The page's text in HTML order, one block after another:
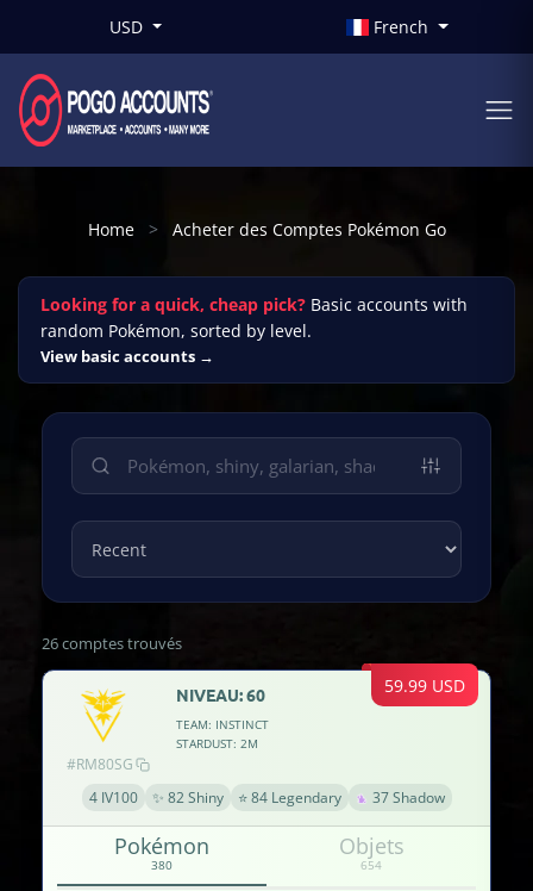
USD French
Home Acheter des Comptes Pokémon Go
Looking for a quick, cheap pick? Basic accounts with
random Pokémon, sorted by level.
View basic accounts →
26 comptes trouvés
59.99 USD
#RM80SG
NIVEAU: 60
TEAM: INSTINCT
STARDUST: 2M
4 IV100 ✨ 82 Shiny ⭐ 84 Legendary 37 Shadow
Pokémon
380
Objets
654